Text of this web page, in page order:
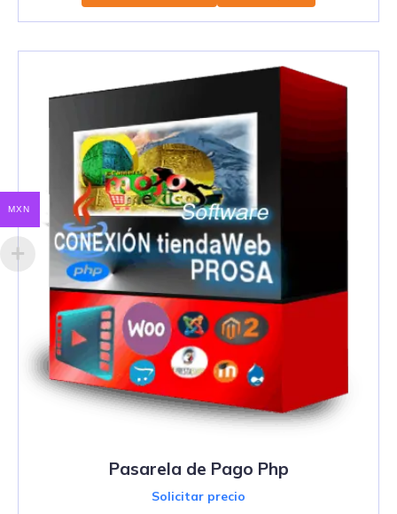
Pasarela de Pago Php
Solicitar precio
MXN